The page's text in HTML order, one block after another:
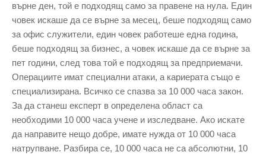
върне ден, той е подходящ само за правене на нула. Един
човек искаше да се върне за месец, беше подходящ само
за офис служители, един човек работеше една година,
беше подходящ за бизнес, а човек искаше да се върне за
пет години, след това той е подходящ за предприемачи.
Операциите имат специални атаки, а кариерата също е
специализирана. Всичко се спазва за 10 000 часа закон.
За да станеш експерт в определена област са
необходими 10 000 часа учене и изследване. Ако искате
да направите нещо добре, имате нужда от 10 000 часа
натрупване. Разбира се, 10 000 часа не са абсолютни, 10